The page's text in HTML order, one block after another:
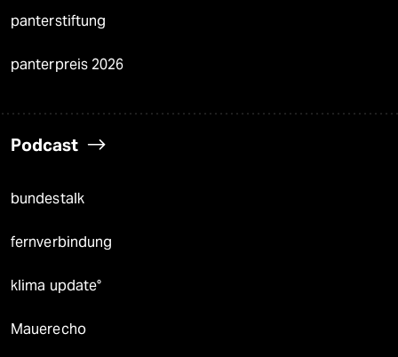
panterstiftung
panterpreis 2026
Podcast
bundestalk
fernverbindung
klima update°
Mauerecho